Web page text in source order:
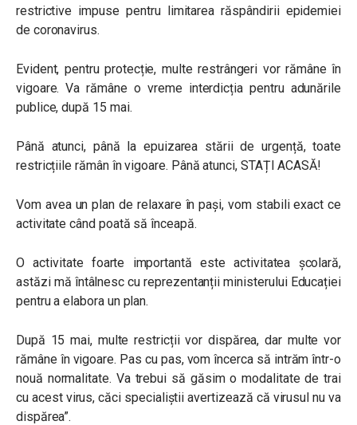
restrictive impuse pentru limitarea răspândirii epidemiei
de coronavirus.
Evident, pentru protecție, multe restrângeri vor rămâne în
vigoare. Va rămâne o vreme interdicția pentru adunările
publice, după 15 mai.
Până atunci, până la epuizarea stării de urgență, toate
restricțiile rămân în vigoare. Până atunci, STAȚI ACASĂ!
Vom avea un plan de relaxare în pași, vom stabili exact ce
activitate când poată să înceapă.
O activitate foarte importantă este activitatea școlară,
astăzi mă întâlnesc cu reprezentanții ministerului Educației
pentru a elabora un plan.
După 15 mai, multe restricții vor dispărea, dar multe vor
rămâne în vigoare. Pas cu pas, vom încerca să intrăm într-o
nouă normalitate. Va trebui să găsim o modalitate de trai
cu acest virus, căci specialiștii avertizează că virusul nu va
dispărea”.